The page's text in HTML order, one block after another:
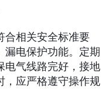
合相关安全标准要
漏电保护功能。定期
电气线路完好，接地
，应严格遵守操作规